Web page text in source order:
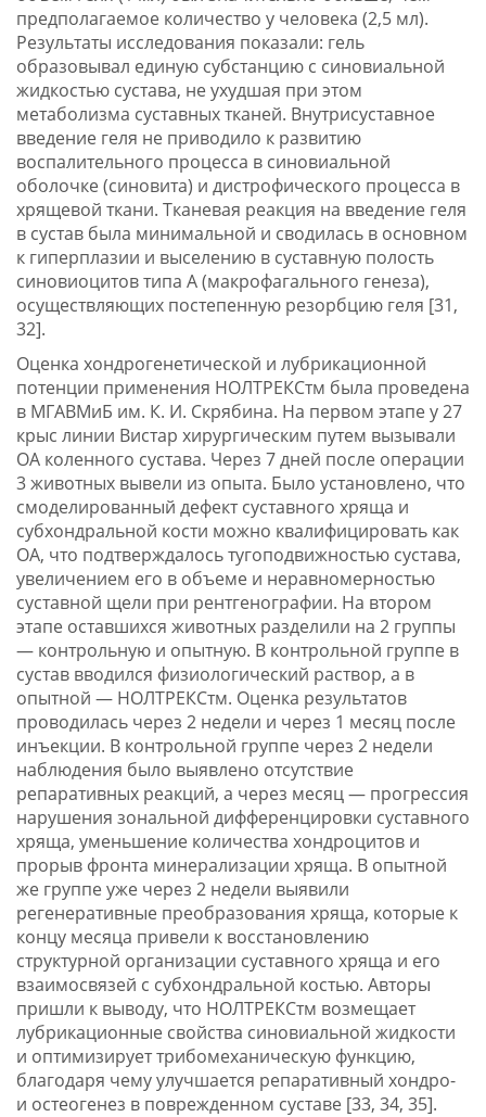
предполагаемое количество у человека (2,5 мл).
Результаты исследования показали: гель
образовывал единую субстанцию с синовиальной
жидкостью сустава, не ухудшая при этом
метаболизма суставных тканей. Внутрисуставное
введение геля не приводило к развитию
воспалительного процесса в синовиальной
оболочке (синовита) и дистрофического процесса в
хрящевой ткани. Тканевая реакция на введение геля
в сустав была минимальной и сводилась в основном
к гиперплазии и выселению в суставную полость
синовиоцитов типа А (макрофагального генеза),
осуществляющих постепенную резорбцию геля [31,
32].
Оценка хондрогенетической и лубрикационной
потенции применения НОЛТРЕКСтм была проведена
в МГАВМиБ им. К. И. Скрябина. На первом этапе у 27
крыс линии Вистар хирургическим путем вызывали
ОА коленного сустава. Через 7 дней после операции
3 животных вывели из опыта. Было установлено, что
смоделированный дефект суставного хряща и
субхондральной кости можно квалифицировать как
ОА, что подтверждалось тугоподвижностью сустава,
увеличением его в объеме и неравномерностью
суставной щели при рентгенографии. На втором
этапе оставшихся животных разделили на 2 группы
— контрольную и опытную. В контрольной группе в
сустав вводился физиологический раствор, а в
опытной — НОЛТРЕКСтм. Оценка результатов
проводилась через 2 недели и через 1 месяц после
инъекции. В контрольной группе через 2 недели
наблюдения было выявлено отсутствие
репаративных реакций, а через месяц — прогрессия
нарушения зональной дифференцировки суставного
хряща, уменьшение количества хондроцитов и
прорыв фронта минерализации хряща. В опытной
же группе уже через 2 недели выявили
регенеративные преобразования хряща, которые к
концу месяца привели к восстановлению
структурной организации суставного хряща и его
взаимосвязей с субхондральной костью. Авторы
пришли к выводу, что НОЛТРЕКСтм возмещает
лубрикационные свойства синовиальной жидкости
и оптимизирует трибомеханическую функцию,
благодаря чему улучшается репаративный хондро-
и остеогенез в поврежденном суставе [33, 34, 35].